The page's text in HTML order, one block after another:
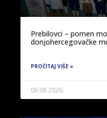
Prebilovci – pomen
donjohercegovačke
PROČITAJ VIŠE »
06.08.2026.